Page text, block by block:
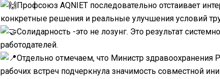
Профсоюз AQNIET последовательно отстаивает
конкретные решения и реальные улучшения условий
Солидарность -это не лозунг. Это результат
работодателей.
Отдельно отмечаем, что Министр здравоохранения
рабочих встреч подчеркнула значимость совместной